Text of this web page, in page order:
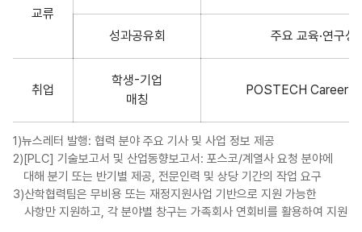
교류
성과공유회 주요 교육·연구성
취업
학생-기업
매칭
POSTECH Career
1)뉴스레터 발행: 협력 분야 주요 기사 및 사업 정보 제공
2)[PLC] 기술보고서 및 산업동향보고서: 포스코/계열사 요청 분야에
대해 분기 또는 반기별 제공, 전문인력 및 상당 기간의 작업 요구
3)산학협력팀은 무비용 또는 재정지원사업 기반으로 지원 가능한
사항만 지원하고, 각 분야별 창구는 가족회사 연회비를 활용하여 지원